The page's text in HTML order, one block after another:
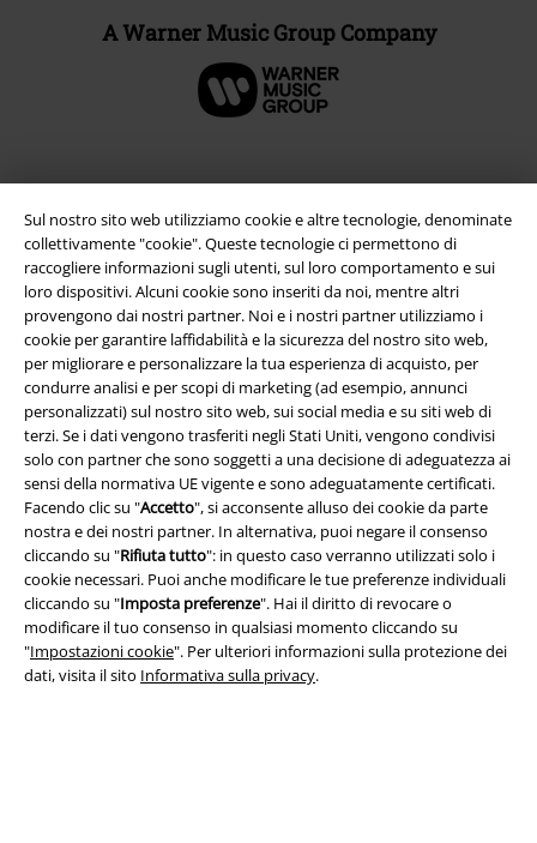
Sul nostro sito web utilizziamo cookie e altre tecnologie, denominate
collettivamente "cookie". Queste tecnologie ci permettono di
raccogliere informazioni sugli utenti, sul loro comportamento e sui
loro dispositivi. Alcuni cookie sono inseriti da noi, mentre altri
provengono dai nostri partner. Noi e i nostri partner utilizziamo i
cookie per garantire laffidabilità e la sicurezza del nostro sito web,
per migliorare e personalizzare la tua esperienza di acquisto, per
condurre analisi e per scopi di marketing (ad esempio, annunci
personalizzati) sul nostro sito web, sui social media e su siti web di
terzi. Se i dati vengono trasferiti negli Stati Uniti, vengono condivisi
solo con partner che sono soggetti a una decisione di adeguatezza ai
sensi della normativa UE vigente e sono adeguatamente certificati.
Facendo clic su "Accetto", si acconsente alluso dei cookie da parte
nostra e dei nostri partner. In alternativa, puoi negare il consenso
cliccando su "Rifiuta tutto": in questo caso verranno utilizzati solo i
cookie necessari. Puoi anche modificare le tue preferenze individuali
cliccando su "Imposta preferenze". Hai il diritto di revocare o
modificare il tuo consenso in qualsiasi momento cliccando su
"Impostazioni cookie". Per ulteriori informazioni sulla protezione dei
dati, visita il sito Informativa sulla privacy.
A Warner Music Group Company
Info legali
Termini & Condizioni
Redazione
Legge sulla Privacy
Smaltimento rifiuti e protezione dell’ambiente
Dichiarazione di Conformità